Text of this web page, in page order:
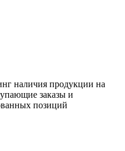
наличия продукции на
заказы и
позиций